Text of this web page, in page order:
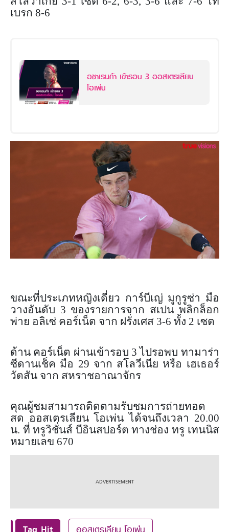
เบรก 8-6
อซาเรนก้า เข้ารอบ 3 ออสเตรเลียน
โอเพ่น
ขณะที่ประเภทหญิงเดี่ยว การ์บีเญ่ มูกูรูซ่า มือ
วางอันดับ 3 ของรายการจาก สเปน พลิกล็อก
พ่าย อลิเซ่ คอร์เน็ต จาก ฝรั่งเศส 3-6 ทั้ง 2 เซต
ด้าน คอร์เน็ต ผ่านเข้ารอบ 3 ไปรอพบ ทามาร่า
ซีดานเช็ค มือ 29 จาก สโลวีเนีย หรือ เฮเธอร์
วัตสัน จาก สหราชอาณาจักร
คุณผู้ชมสามารถติดตามรับชมการถ่ายทอด
สด ออสเตรเลียน โอเพ่น ได้จนถึงเวลา 20.00
น. ที่ ทรูวิชั่นส์ บีอินสปอร์ต ทางช่อง ทรู เทนนิส
หมายเลข 670